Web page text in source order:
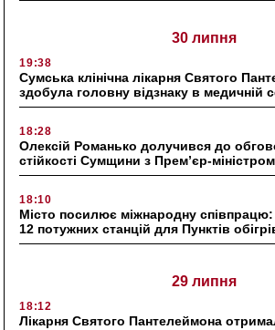
30 липня
19:38
Сумська клінічна лікарня Святого
здобула головну відзнаку в медичній
18:28
Олексій Романько долучився до
стійкості Сумщини з Прем’єр-міністром
18:10
Місто посилює міжнародну
12 потужних станцій для Пунктів
29 липня
18:12
Лікарня Святого Пантелеймона